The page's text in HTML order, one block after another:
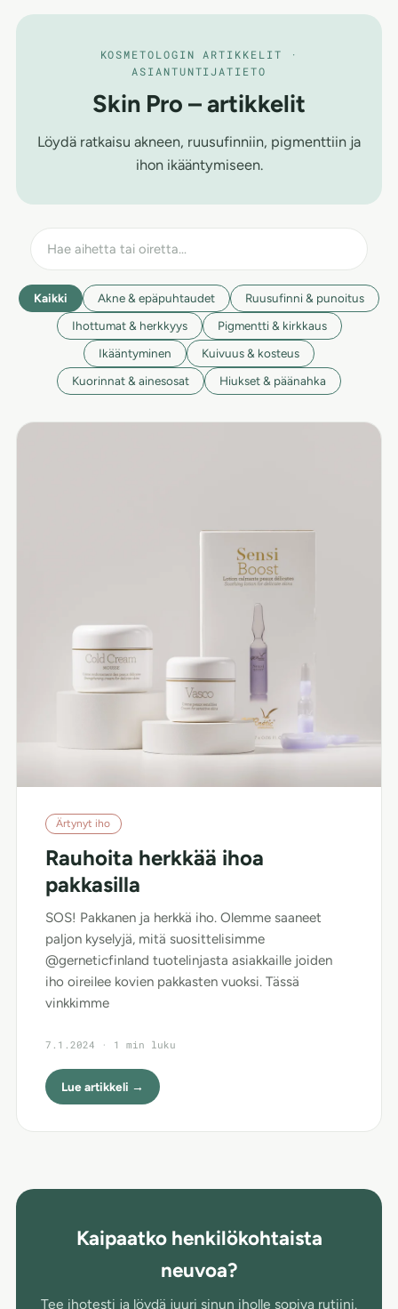
KOSMETOLOGIN ARTIKKELIT ·
ASIANTUNTIJATIETO
Skin Pro – artikkelit
Löydä ratkaisu akneen, ruusufinniin, pigmenttiin ja
ihon ikääntymiseen.
Kaikki Akne & epäpuhtaudet
Ruusufinni & punoitus
Ihottumat & herkkyys
Pigmentti & kirkkaus
Ikääntyminen
Kuivuus & kosteus
Kuorinnat & ainesosat
Hiukset & päänahka
Ärtynyt iho
Rauhoita herkkää ihoa
pakkasilla
SOS! Pakkanen ja herkkä iho. Olemme saaneet
paljon kyselyjä, mitä suosittelisimme
@gerneticfinland tuotelinjasta asiakkaille joiden
iho oireilee kovien pakkasten vuoksi. Tässä
vinkkimme
7.1.2024 · 1 min luku
Lue artikkeli →
Kaipaatko henkilökohtaista
neuvoa?
Tee ihotesti ja löydä juuri sinun iholle sopiva rutiini.